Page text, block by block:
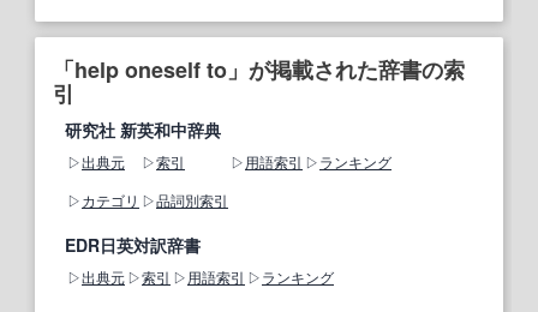
「help oneself to」が掲載された辞書の索
引
研究社 新英和中辞典
出典元 索引 用語索引
ランキング
カテゴリ
品詞別索引
EDR日英対訳辞書
出典元 索引 用語索引 ランキング